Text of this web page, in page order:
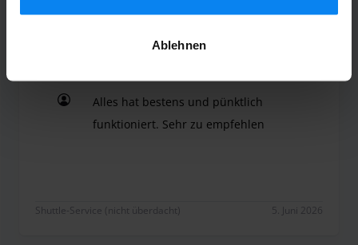
jederzeit anpassen. Alle Einzelheiten finden Sie in
Ablehnen
Alles hat bestens und pünktlich
funktioniert. Sehr zu empfehlen
Shuttle-Service (nicht überdacht) 5. Juni 2026